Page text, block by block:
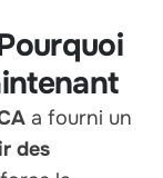
a fourni un
des